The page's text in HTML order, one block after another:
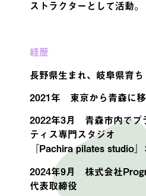
ストラクターとして活動。
経歴
長野県生まれ、岐阜県育ち
2021年 東京から青森に
2022年3月 青森市内でプ
ティス専門スタジオ
『Pachira pilates studio』
2024年9月 株式会社
代表取締役